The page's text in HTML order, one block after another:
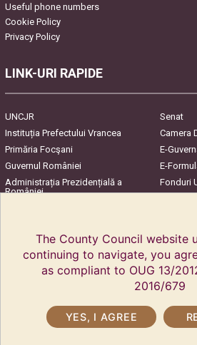
Useful phone numbers
Cookie Policy
Privacy Policy
LINK-URI RAPIDE
UNCJR
Senat
Instituția Prefectului Vrancea
Camera
Primăria Focşani
E-
Guvernul României
E-
Administrația Prezidențială a
României
Fonduri
The County Council website
continuing to navigate, you
as compliant to OUG 13/
2016/679
YES, I AGREE